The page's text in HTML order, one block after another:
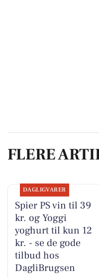
FLERE
DAGLIGVARER
Spier PS vin til 39
kr. og Yoggi
yoghurt til kun 12
kr. - se de gode
tilbud hos
DagliBrugsen